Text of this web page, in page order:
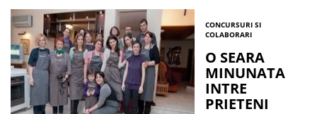
CONCURSURI SI
COLABORARI
O SEARA
MINUNATA
INTRE
PRIETENI